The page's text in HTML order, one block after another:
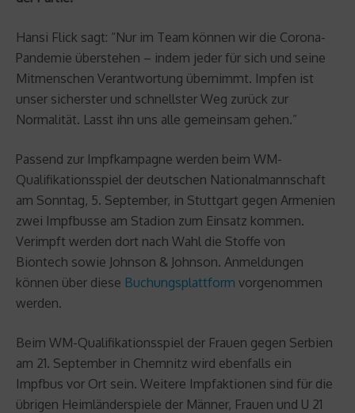
Hansi Flick sagt: “Nur im Team können wir die Corona-
Pandemie überstehen – indem jeder für sich und seine
Mitmenschen Verantwortung übernimmt. Impfen ist
unser sicherster und schnellster Weg zurück zur
Normalität. Lasst ihn uns alle gemeinsam gehen.”
Passend zur Impfkampagne werden beim WM-
Qualifikationsspiel der deutschen Nationalmannschaft
am Sonntag, 5. September, in Stuttgart gegen Armenien
zwei Impfbusse am Stadion zum Einsatz kommen.
Verimpft werden dort nach Wahl die Stoffe von
Biontech sowie Johnson & Johnson. Anmeldungen
können über diese Buchungsplattform vorgenommen
werden.
Beim WM-Qualifikationsspiel der Frauen gegen Serbien
am 21. September in Chemnitz wird ebenfalls ein
Impfbus vor Ort sein. Weitere Impfaktionen sind für die
übrigen Heimländerspiele der Männer, Frauen und U 21